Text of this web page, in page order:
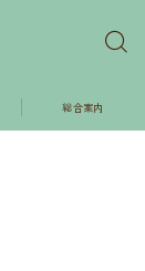
総合案内